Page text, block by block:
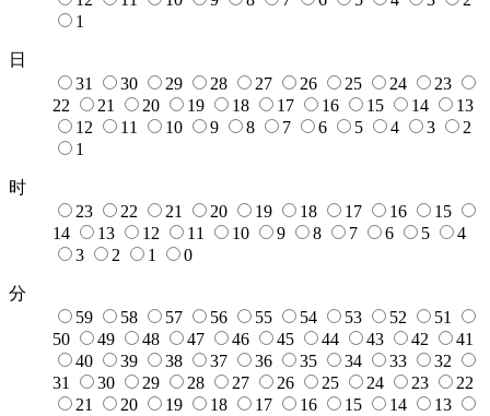
1
日
31
30 29 28 27 26 25 24
23
22
21 20 19 18 17 16 15 14
13
12
11 10 9 8 7 6 5 4 3
2
1
时
23
22 21 20 19 18 17 16
15
14
13 12 11 10 9 8 7 6 5
4
3
2 1 0
分
59
58 57 56 55 54 53 52
51
50
49 48 47 46 45 44 43 42
41
40
39 38 37 36 35 34 33
32
31
30 29 28 27 26 25 24 23
22
21
20 19 18 17 16 15 14
13